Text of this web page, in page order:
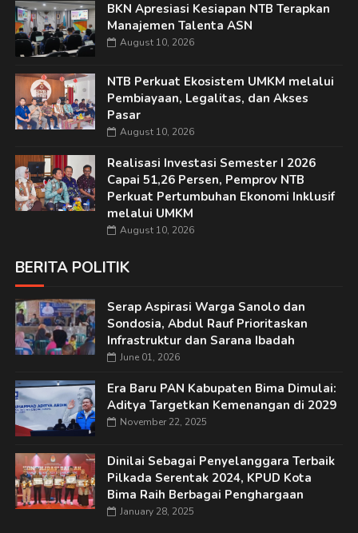
BKN Apresiasi Kesiapan NTB Terapkan
Manajemen Talenta ASN
August 10, 2026
NTB Perkuat Ekosistem UMKM melalui
Pembiayaan, Legalitas, dan Akses
Pasar
August 10, 2026
Realisasi Investasi Semester I 2026
Capai 51,26 Persen, Pemprov NTB
Perkuat Pertumbuhan Ekonomi Inklusif
melalui UMKM
August 10, 2026
BERITA POLITIK
Serap Aspirasi Warga Sanolo dan
Sondosia, Abdul Rauf Prioritaskan
Infrastruktur dan Sarana Ibadah
June 01, 2026
Era Baru PAN Kabupaten Bima Dimulai:
Aditya Targetkan Kemenangan di 2029
November 22, 2025
Dinilai Sebagai Penyelanggara Terbaik
Pilkada Serentak 2024, KPUD Kota
Bima Raih Berbagai Penghargaan
January 28, 2025